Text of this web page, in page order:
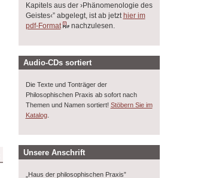
Kapitels aus der ›Phänomenologie des
Geistes‹” abgelegt, ist ab jetzt hier im
pdf-Format
nachzulesen.
Audio-CDs sortiert
Die Texte und Tonträger der
Philosophischen Praxis ab sofort nach
Themen und Namen sortiert! Stöbern Sie im
Katalog.
Unsere Anschrift
„Haus der philosophischen Praxis”